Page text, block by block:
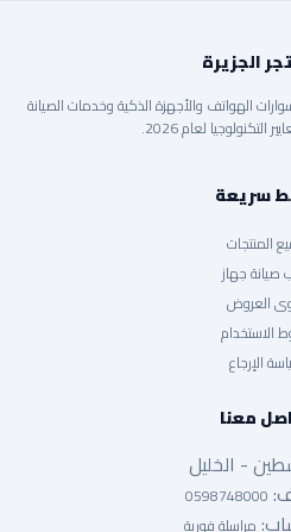
الجزيرة
الهواتف والأجهزة الذكية وخدمات الصيانة
التكنولوجيا لعام 2026.
سريعة
المنتجات
صيانة جهاز
العروض
الاستخدام
الإرجاع
معنا
- الخليل
0598748000
مراسلة فورية